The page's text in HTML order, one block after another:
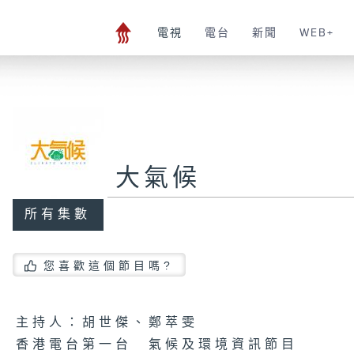
電視 電台 新聞 WEB+
所有集數
大氣候
您喜歡這個節目嗎?
主持人：胡世傑、鄭萃雯
香港電台第一台 氣候及環境資訊節目